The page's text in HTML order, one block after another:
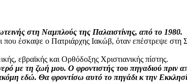
στη Ναμπλούς της Παλαιστίνης, από το 1980.
που έσκαψε ο Πατριάρχης Ιακώβ, όταν επέστρεψε
εβραϊκής και Ορθόδοξης Χριστιανικής πίστης.
με τη ζωή μου. Ο φροντιστής του πηγαδιού
εδώ. Θα φροντίσω αυτό το πηγάδι κ την